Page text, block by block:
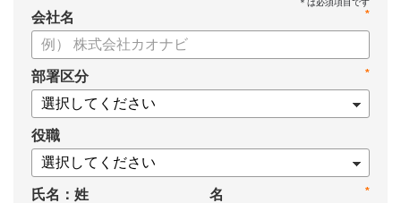
こちらの資料では、
・1on1とは何か？
・1on1の基本的なやり方
・ 1on1 の基本アジェンダと質問例
についてまとめましたので、ぜひお役立てください。
*
会社名
*
部署区分
役職
氏名：姓 *
名